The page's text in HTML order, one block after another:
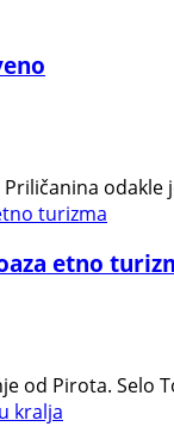
etno
od Pirota.